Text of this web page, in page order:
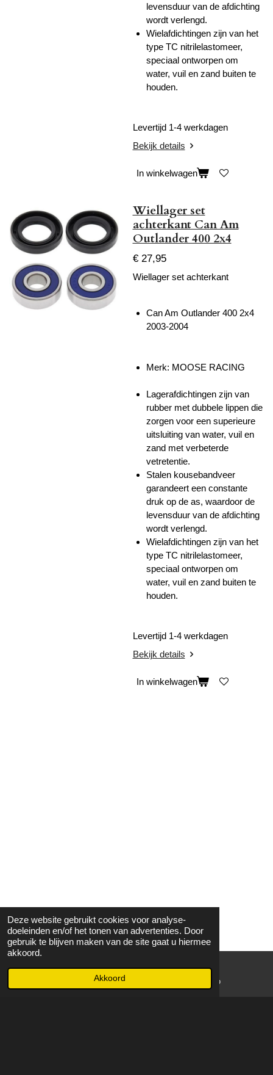
Deze website gebruikt cookies voor analyse-
doeleinden en/of het tonen van advertenties. Door
gebruik te blijven maken van de site gaat u hiermee
akkoord.
Akkoord
levensduur van de afdichting
wordt verlengd.
Wielafdichtingen zijn van het
type TC nitrilelastomeer,
speciaal ontworpen om
water, vuil en zand buiten te
houden.
Levertijd 1-4 werkdagen
Bekijk details
In winkelwagen
Wiellager set
achterkant Can Am
Outlander 400 2x4
€ 27,95
Wiellager set achterkant
Can Am Outlander 400 2x4
2003-2004
Merk: MOOSE RACING
Lagerafdichtingen zijn van
rubber met dubbele lippen die
zorgen voor een superieure
uitsluiting van water, vuil en
zand met verbeterde
vetretentie.
Stalen kousebandveer
garandeert een constante
druk op de as, waardoor de
levensduur van de afdichting
wordt verlengd.
Wielafdichtingen zijn van het
type TC nitrilelastomeer,
speciaal ontworpen om
water, vuil en zand buiten te
houden.
Levertijd 1-4 werkdagen
Bekijk details
In winkelwagen
WhatsApp